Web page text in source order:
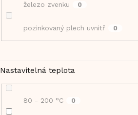
železo zvenku 0
pozinkovaný plech uvnitř 0
Nastavitelná teplota
80 - 200 °C 0